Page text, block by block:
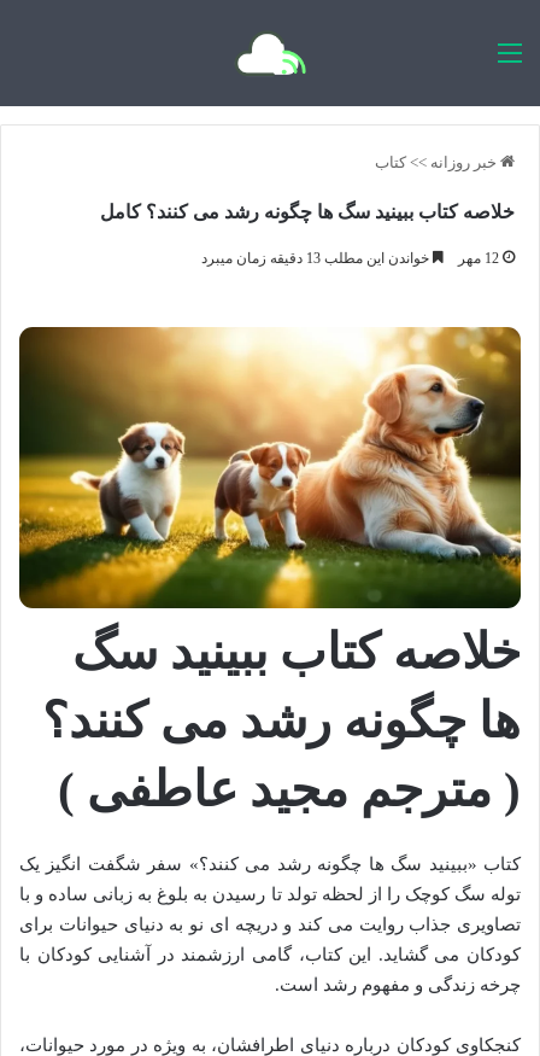
خبر روزانه >> کتاب
خلاصه کتاب ببینید سگ ها چگونه رشد می کنند؟ کامل
12 مهر خواندن این مطلب 13 دقیقه زمان میبرد
خلاصه کتاب ببینید سگ
ها چگونه رشد می کنند؟
( مترجم مجید عاطفی )
کتاب «ببینید سگ ها چگونه رشد می کنند؟» سفر شگفت انگیز یک
توله سگ کوچک را از لحظه تولد تا رسیدن به بلوغ به زبانی ساده و با
تصاویری جذاب روایت می کند و دریچه ای نو به دنیای حیوانات برای
کودکان می گشاید. این کتاب، گامی ارزشمند در آشنایی کودکان با
چرخه زندگی و مفهوم رشد است.
کنجکاوی کودکان درباره دنیای اطرافشان، به ویژه در مورد حیوانات،